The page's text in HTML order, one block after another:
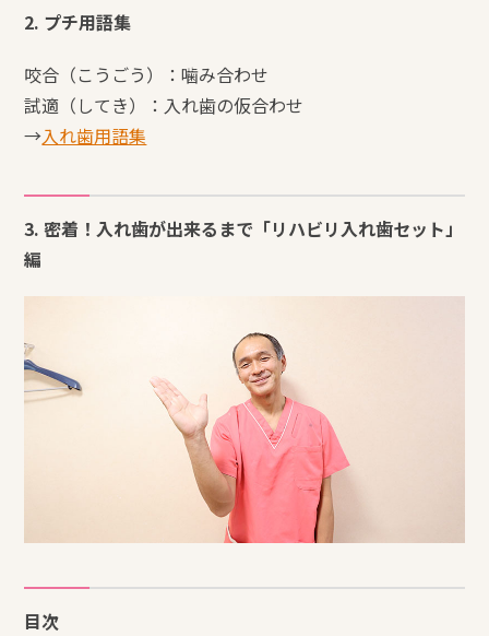
2. プチ用語集
咬合（こうごう）：噛み合わせ
試適（してき）：入れ歯の仮合わせ
→入れ歯用語集
3. 密着！入れ歯が出来るまで「リハビリ入れ歯セット」
編
目次